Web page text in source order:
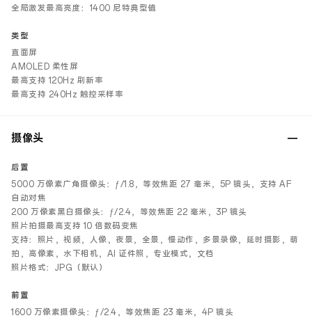
全局激发最高亮度：1400 尼特典型值
类型
直面屏
AMOLED 柔性屏
最高支持 120Hz 刷新率
最高支持 240Hz 触控采样率
摄像头
后置
5000 万像素广角摄像头：ƒ/1.8，等效焦距 27 毫米，5P 镜头，支持 AF
自动对焦
200 万像素黑白摄像头：ƒ/2.4，等效焦距 22 毫米，3P 镜头
照片拍摄最高支持 10 倍数码变焦
支持：照片，视频，人像，夜景，全景，慢动作，多景录像，延时摄影，萌
拍，高像素，水下相机，AI 证件照，专业模式，文档
照片格式：JPG（默认）
前置
1600 万像素摄像头：ƒ/2.4，等效焦距 23 毫米，4P 镜头